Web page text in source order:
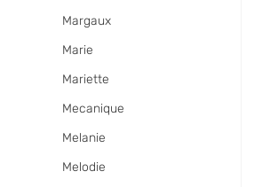
Margaux
Marie
Mariette
Mecanique
Melanie
Melodie